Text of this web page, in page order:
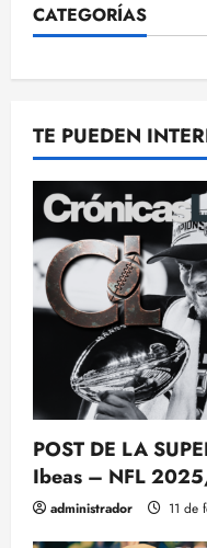
CATEGORÍAS
TE PUEDEN
POST DE LA
Ibeas – NFL
administrador 11 de